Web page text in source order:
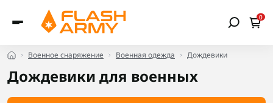
0
Военное снаряжение Военная одежда Дождевики
Дождевики для военных